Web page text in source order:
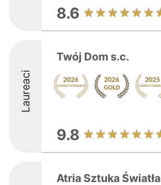
8.6
Laureaci
Twój Dom s.c.
9.8
Atria Sztuka Światła